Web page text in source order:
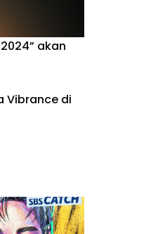
akan
Vibrance di